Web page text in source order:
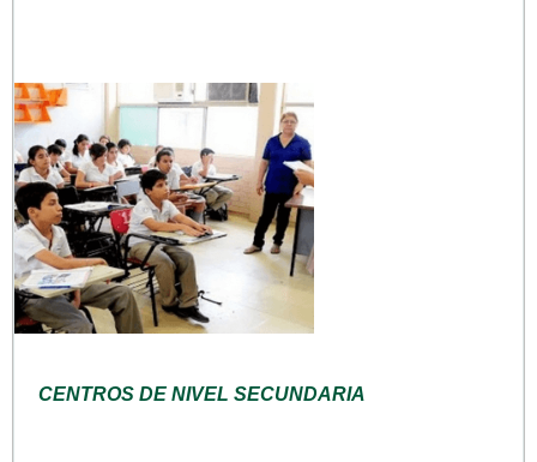
CENTROS DE NIVEL SECUNDARIA